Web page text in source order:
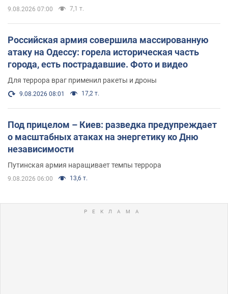
9.08.2026 07:00 7,1 т.
Российская армия совершила массированную
атаку на Одессу: горела историческая часть
города, есть пострадавшие. Фото и видео
Для террора враг применил ракеты и дроны
9.08.2026 08:01 17,2 т.
Под прицелом – Киев: разведка предупреждает
о масштабных атаках на энергетику ко Дню
независимости
Путинская армия наращивает темпы террора
9.08.2026 06:00 13,6 т.